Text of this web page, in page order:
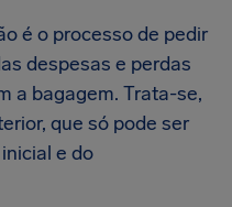
é o processo de pedir
despesas e perdas
a bagagem. Trata-se,
que só pode ser
e do